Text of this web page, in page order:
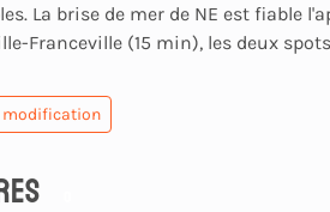
La brise de mer de NE est fiable
Franceville (15 min), les deux
modification